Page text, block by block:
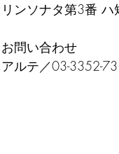
ンソナタ第3番
問い合わせ
ルテ／03-3352-